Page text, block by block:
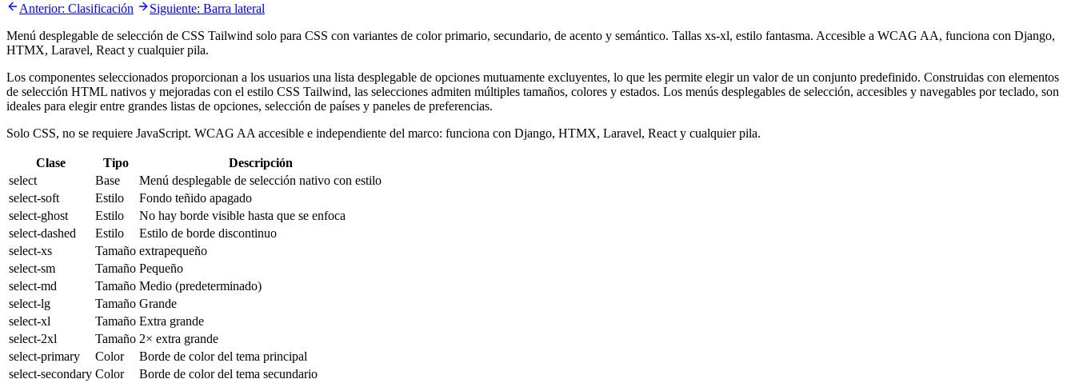
Anterior: Clasificación
Siguiente: Barra lateral
Menú desplegable de selección de CSS Tailwind solo para CSS con variantes de color primario, secundario, de acento y semántico. Tallas xs-xl, estilo fantasma. Accesible a WCAG AA, funciona con Django,
HTMX, Laravel, React y cualquier pila.
Los componentes seleccionados proporcionan a los usuarios una lista desplegable de opciones mutuamente excluyentes, lo que les permite elegir un valor de un conjunto predefinido. Construidas con elementos
de selección HTML nativos y mejoradas con el estilo CSS Tailwind, las selecciones admiten múltiples tamaños, colores y estados. Los menús desplegables de selección, accesibles y navegables por teclado, son
ideales para elegir entre grandes listas de opciones, selección de países y paneles de preferencias.
Solo CSS, no se requiere JavaScript. WCAG AA accesible e independiente del marco: funciona con Django, HTMX, Laravel, React y cualquier pila.
Clase Tipo
Descripción
select
Base
Menú desplegable de selección nativo con estilo
select-soft
Estilo
Fondo teñido apagado
select-ghost
Estilo
No hay borde visible hasta que se enfoca
select-dashed
Estilo
Estilo de borde discontinuo
select-xs
Tamaño extrapequeño
select-sm
Tamaño Pequeño
select-md
Tamaño Medio (predeterminado)
select-lg
Tamaño Grande
select-xl
Tamaño Extra grande
select-2xl
Tamaño 2× extra grande
select-primary
Color
Borde de color del tema principal
select-secondary Color
Borde de color del tema secundario